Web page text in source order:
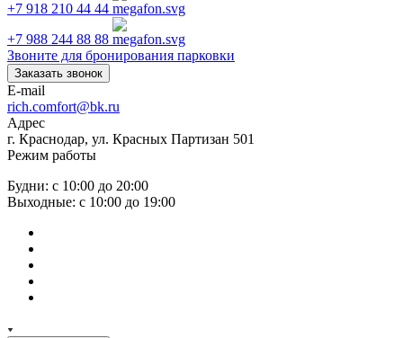
+7 918 210 44 44
+7 988 244 88 88
Звоните для бронирования парковки
Заказать звонок
E-mail
rich.comfort@bk.ru
Адрес
г. Краснодар, ул. Красных Партизан 501
Режим работы
Будни: с 10:00 до 20:00
Выходные: с 10:00 до 19:00